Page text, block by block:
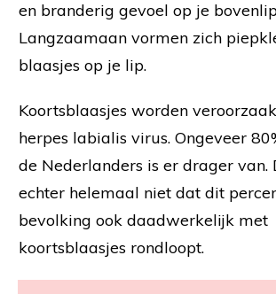
en branderig gevoel op je
Langzaamaan vormen zich
blaasjes op je lip.
Koortsblaasjes worden
herpes labialis virus. Ongeveer
de Nederlanders is er drager van.
echter helemaal niet dat dit
bevolking ook daadwerkelijk met
koortsblaasjes rondloopt.